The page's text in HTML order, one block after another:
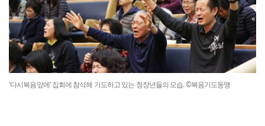
'다시복음앞에' 집회에 참석해 기도하고 있는 청장년들의 모습. ©복음기도동맹